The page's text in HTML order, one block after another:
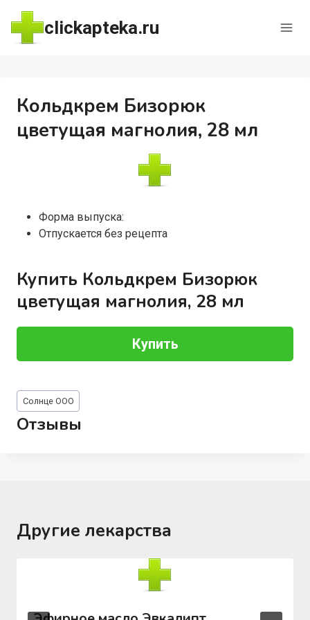
Перейти
содержимому
clickapteka.ru
Кольдкрем Бизорюк
цветущая магнолия, 28 мл
Форма выпуска:
Отпускается без рецепта
Купить Кольдкрем Бизорюк
цветущая магнолия, 28 мл
Купить
Метки
записи:
Солнце ООО
Отзывы
Другие лекарства